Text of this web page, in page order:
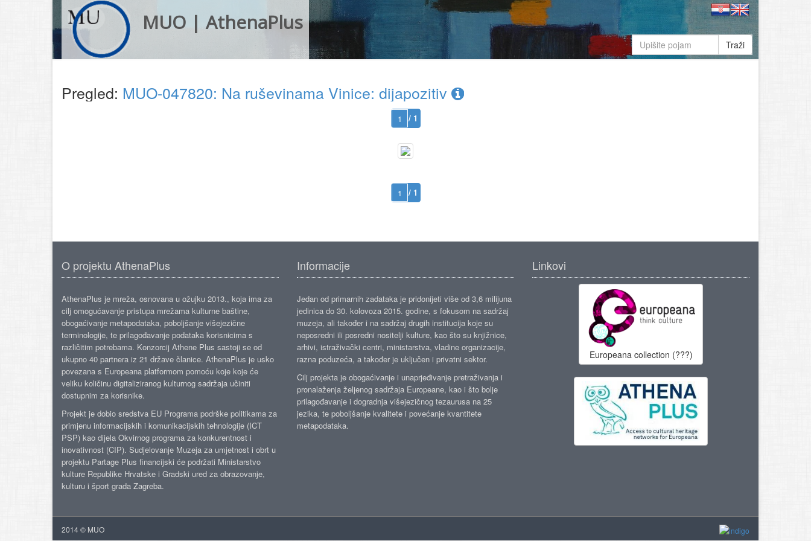
MUO | AthenaPlus
Traži
Pregled: MUO-047820: Na ruševinama Vinice: dijapozitiv
/ 1
/ 1
O projektu AthenaPlus
AthenaPlus je mreža, osnovana u ožujku 2013., koja ima za
cilj omogućavanje pristupa mrežama kulturne baštine,
obogaćivanje metapodataka, poboljšanje višejezične
terminologije, te prilagođavanje podataka korisnicima s
različitim potrebama. Konzorcij Athene Plus sastoji se od
ukupno 40 partnera iz 21 države članice. AthenaPlus je usko
povezana s Europeana platformom pomoću koje koje će
veliku količinu digitaliziranog kulturnog sadržaja učiniti
dostupnim za korisnike.
Projekt je dobio sredstva EU Programa podrške politikama za
primjenu informacijskih i komunikacijskih tehnologije (ICT
PSP) kao dijela Okvirnog programa za konkurentnost i
inovativnost (CIP). Sudjelovanje Muzeja za umjetnost i obrt u
projektu Partage Plus financijski će podržati Ministarstvo
kulture Republike Hrvatske i Gradski ured za obrazovanje,
kulturu i šport grada Zagreba.
Informacije
Jedan od primarnih zadataka je pridonijeti više od 3,6 milijuna
jedinica do 30. kolovoza 2015. godine, s fokusom na sadržaj
muzeja, ali također i na sadržaj drugih institucija koje su
neposredni ili posredni nositelji kulture, kao što su knjižnice,
arhivi, istraživački centri, ministarstva, vladine organizacije,
razna poduzeća, a također je uključen i privatni sektor.
Cilj projekta je obogaćivanje i unaprjeđivanje pretraživanja i
pronalaženja željenog sadržaja Europeane, kao i što bolje
prilagođavanje i dogradnja višejezičnog tezaurusa na 25
jezika, te poboljšanje kvalitete i povećanje kvantitete
metapodataka.
Linkovi
Europeana collection (???)
2014 © MUO